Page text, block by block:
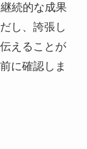
続的な成果
し、誇張し
えることが
に確認しま